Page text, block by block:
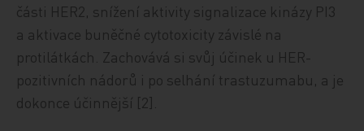
části HER2, snížení aktivity signalizace kinázy PI3
a aktivace buněčné cytotoxicity závislé na
protilátkách. Zachovává si svůj účinek u HER-
pozitivních nádorů i po selhání trastuzumabu, a je
dokonce účinnější [2].